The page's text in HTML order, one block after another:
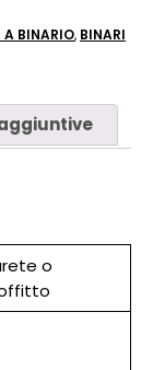
A BINARIO, BINARI
o